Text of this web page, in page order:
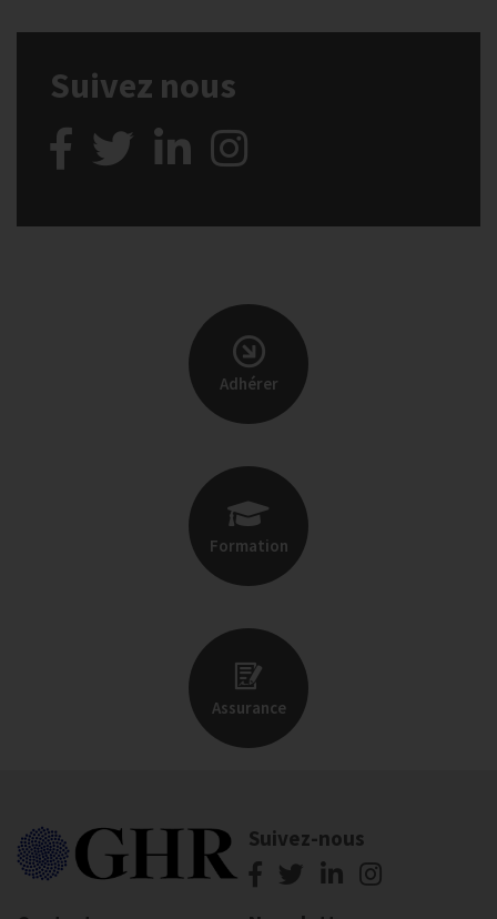
Suivez nous
Adhérer
Formation
Assurance
Suivez-nous